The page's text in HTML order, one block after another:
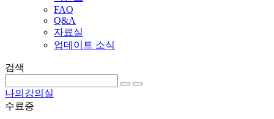
FAQ
Q&A
자료실
업데이트 소식
검색
나의강의실
수료증